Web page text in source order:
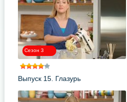
Сезон 3
Выпуск 15. Глазурь